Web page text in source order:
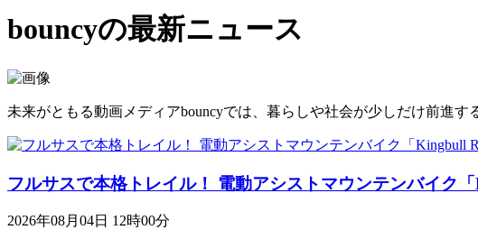
bouncyの最新ニュース
未来がともる動画メディアbouncyでは、暮らしや社会が少しだけ前進
フルサスで本格トレイル！ 電動アシストマウンテンバイク「
2026年08月04日 12時00分